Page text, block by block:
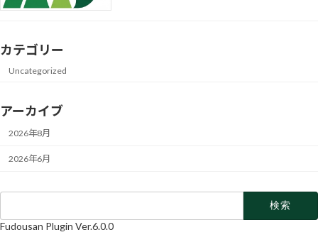
カテゴリー
Uncategorized
アーカイブ
2026年8月
2026年6月
Fudousan Plugin Ver.6.0.0